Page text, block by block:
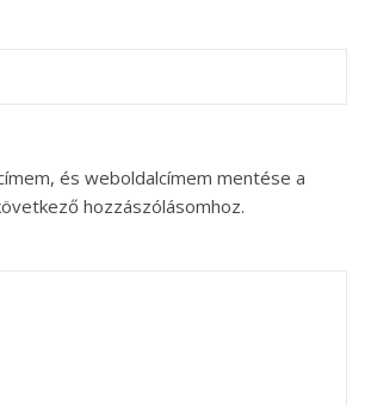
és weboldalcímem mentése a
hozzászólásomhoz.